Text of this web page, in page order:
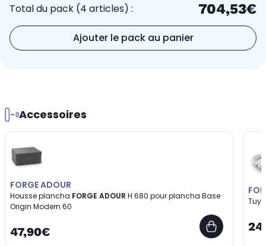
Total du pack (4 articles) : 704,53€
Ajouter le pack au panier
Accessoires
FORGE ADOUR
Housse plancha FORGE ADOUR
Origin Modern 60
47,90€